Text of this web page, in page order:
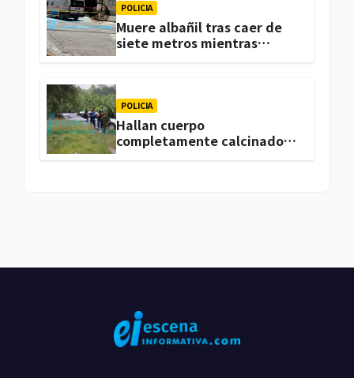
POLICIA
Muere albañil tras caer de
siete metros mientras
POLICIA
Hallan cuerpo
completamente calcinado